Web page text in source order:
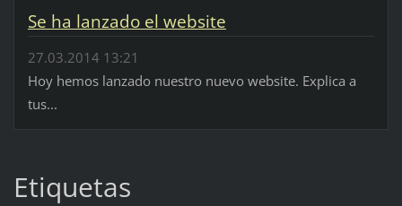
Se ha lanzado el website
27.03.2014 13:21
Hoy hemos lanzado nuestro nuevo website. Explica a
tus...
Etiquetas